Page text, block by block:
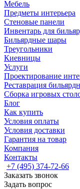
Мебель
Предметы интерьера
Стеновые панели
Инвентарь для
Бильярдные шары
Треугольники
Киевницы
Услуги
Проектирование
Реставрация
Сборка игровых
Блог
Как купить
Условия оплаты
Условия доставки
Гарантия на товар
Компания
Контакты
+7 (495) 374-72-66
Заказать звонок
Задать вопрос